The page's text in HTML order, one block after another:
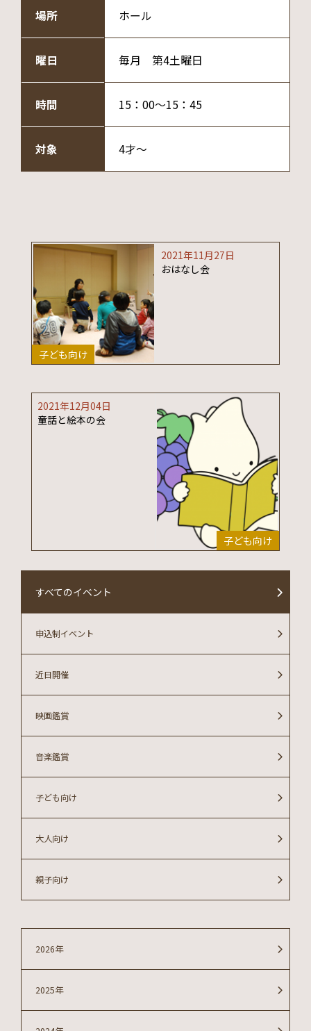
場所 ホール
曜日 毎月 第4土曜日
時間 15：00～15：45
対象 4才～
子ども向け
2021年11月27日
おはなし会
子ども向け
2021年12月04日
童話と絵本の会
すべてのイベント
親子向け
大人向け
子ども向け
音楽鑑賞
映画鑑賞
近日開催
申込制イベント
2026年
2025年